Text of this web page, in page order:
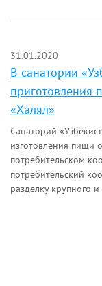
31.01.2020
В санатории
приготовления
«Халял»
Санаторий
изготовления пищи
потребительском
потребительский
разделку крупного